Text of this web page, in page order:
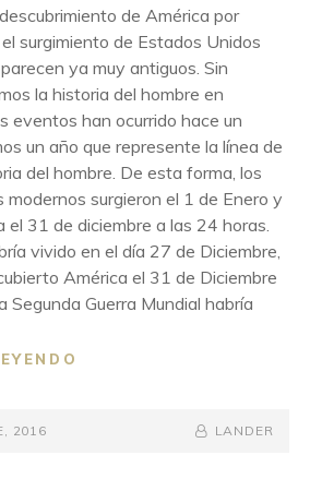
de América por
surgimiento de Estados Unidos
ya muy antiguos. Sin
la historia del hombre en
eventos han ocurrido hace un
un año que represente la línea de
del hombre. De esta forma, los
modernos surgieron el 1 de Enero y
el 31 de diciembre a las 24 horas.
vivido en el día 27 de Diciembre,
América el 31 de Diciembre
Segunda Guerra Mundial habría
2016
BY
BYLINE
LANDER